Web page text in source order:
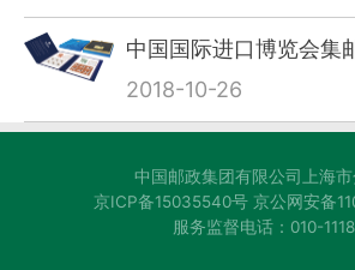
中国国际进口博览会集
2018-10-26
中国邮政集团有限公司上海市
京ICP备15035540号 京公网安备
服务监督电话：010-